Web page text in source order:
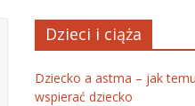
Dzieci i ciąża
Dziecko a astma – jak
wspierać dziecko